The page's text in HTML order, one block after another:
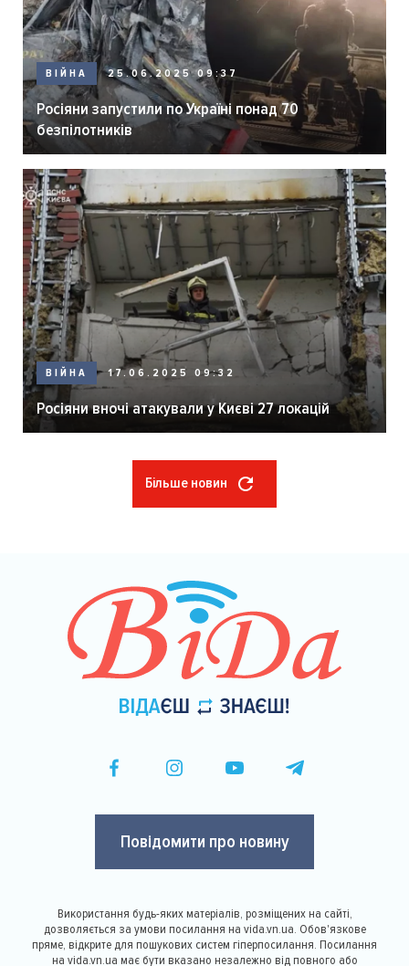
ВІЙНА 25.06.2025 09:37
Росіяни запустили по Україні понад 70
безпілотників
ВІЙНА 17.06.2025 09:32
Росіяни вночі атакували у Києві 27 локацій
Більше новин
Повідомити про новину
Використання будь-яких матеріалів, розміщених на сайті,
дозволяється за умови посилання на vida.vn.ua. Обов'язкове
пряме, відкрите для пошукових систем гіперпосилання. Посилання
на vida.vn.ua має бути вказано незалежно від повного або